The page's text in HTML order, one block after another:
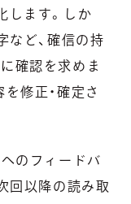
します。しか
など、確信の持
確認を求めま
修正・確定さ
のフィードバ
回以降の読み取